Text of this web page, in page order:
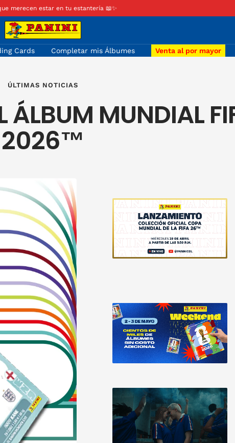
merecen estar en tu estantería 📖✨
Panini
Colombia
Cards Completar mis Álbumes Venta al por mayor
ÚLTIMAS NOTICIAS
ÁLBUM MUNDIAL
2026™